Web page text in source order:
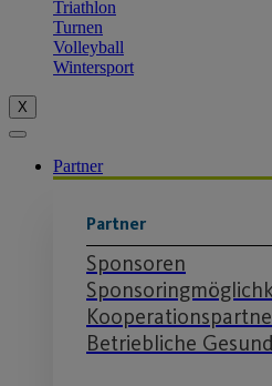
Triathlon
Turnen
Volleyball
Wintersport
X
Partner
Partner
Sponsoren
Betriebliche